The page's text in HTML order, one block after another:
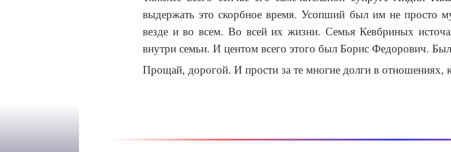
выдержать это скорбное время. Усопший был им не
везде и во всем. Во всей их жизни. Семья Кевбриных
внутри семьи. И центом всего этого был Борис Федорович.
Прощай, дорогой. И прости за те многие долги в отношениях,